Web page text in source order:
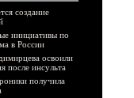
создание
инициативы по
в России
освоили
после инсульта
получила